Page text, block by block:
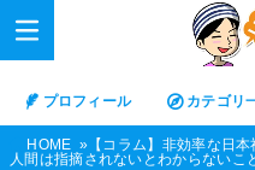
プロフィール カテゴリ
HOME 【コラム】非効率な日
人間は指摘されないとわからないこ